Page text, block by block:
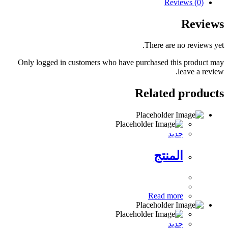
Reviews (0)
Reviews
There are no reviews yet.
Only logged in customers who have purchased this product may
leave a review.
Related products
جديد
المنتج
Read more
جديد